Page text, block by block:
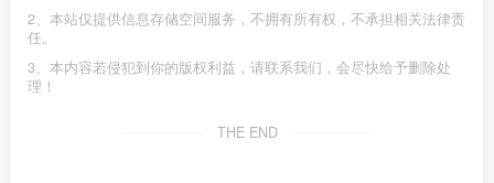
2、本站仅提供信息存储空间服务，不拥有所有权，不承担相关法律责
任。
3、本内容若侵犯到你的版权利益，请联系我们，会尽快给予删除处
理！
THE END